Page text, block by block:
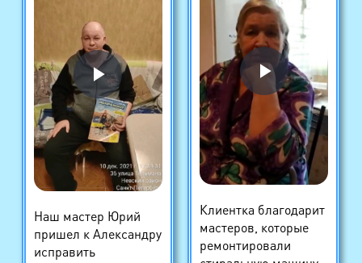
Наш мастер Юрий
пришел к Александру
исправить
Клиентка благодарит
мастеров, которые
ремонтировали